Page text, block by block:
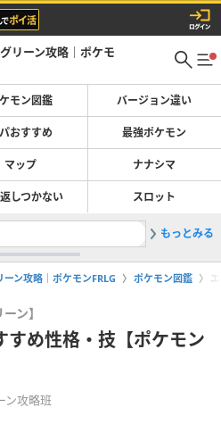
リーン攻略｜ポケモ
モン図鑑 バージョン違い
おすすめ 最強ポケモン
マップ ナナシマ
しつかない スロット
2サファ
もっとみる
ン攻略｜ポケモンFRLG ポケモン図鑑
ン】
すめ性格・技【ポケモン
ン攻略班